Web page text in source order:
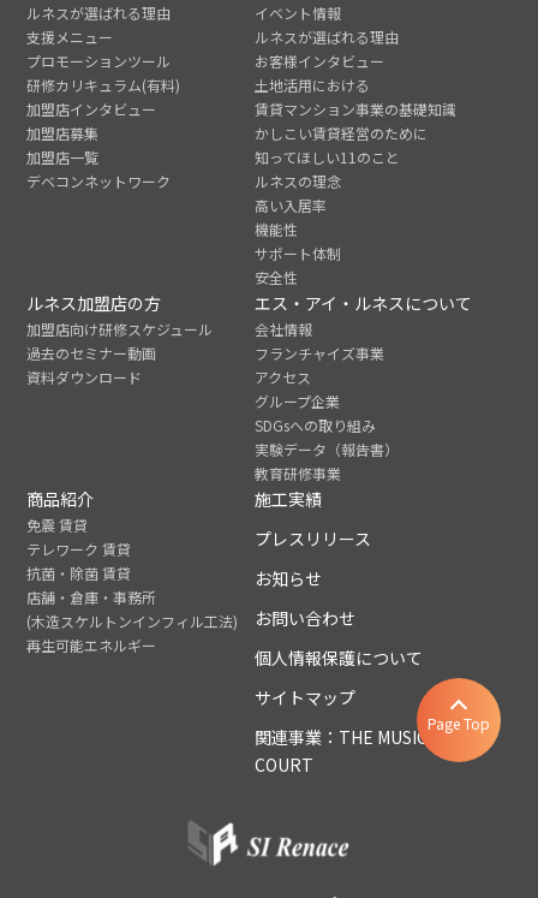
Page Top
ルネスが選ばれる理由
支援メニュー
プロモーションツール
研修カリキュラム(有料)
加盟店インタビュー
加盟店募集
加盟店一覧
デベコンネットワーク
イベント情報
ルネスが選ばれる理由
お客様インタビュー
土地活用における
賃貸マンション事業の基礎知識
かしこい賃貸経営のために
知ってほしい11のこと
ルネスの理念
高い入居率
機能性
サポート体制
安全性
ルネス加盟店の方
加盟店向け研修スケジュール
過去のセミナー動画
資料ダウンロード
エス・アイ・ルネスについて
会社情報
フランチャイズ事業
アクセス
グループ企業
SDGsへの取り組み
実験データ（報告書）
教育研修事業
商品紹介
免震 賃貸
テレワーク 賃貸
抗菌・除菌 賃貸
店舗・倉庫・事務所
(木造スケルトンインフィル工法)
再生可能エネルギー
施工実績
プレスリリース
お知らせ
お問い合わせ
個人情報保護について
サイトマップ
関連事業：THE MUSIC
COURT